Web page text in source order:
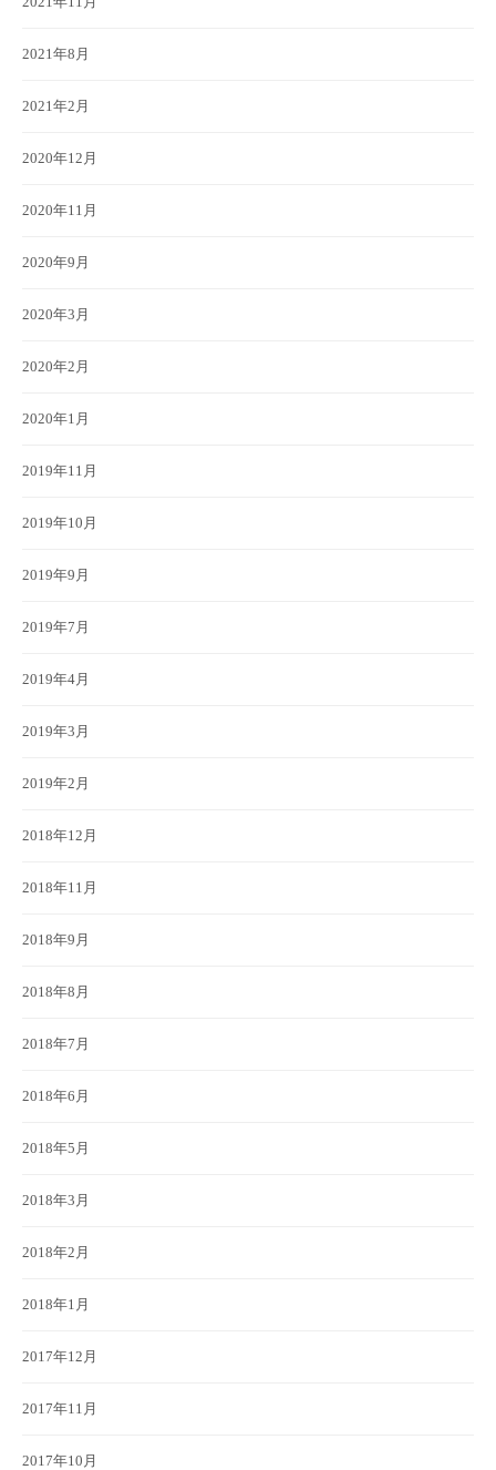
2021年8月
2021年2月
2020年12月
2020年11月
2020年9月
2020年3月
2020年2月
2020年1月
2019年11月
2019年10月
2019年9月
2019年7月
2019年4月
2019年3月
2019年2月
2018年12月
2018年11月
2018年9月
2018年8月
2018年7月
2018年6月
2018年5月
2018年3月
2018年2月
2018年1月
2017年12月
2017年11月
2017年10月